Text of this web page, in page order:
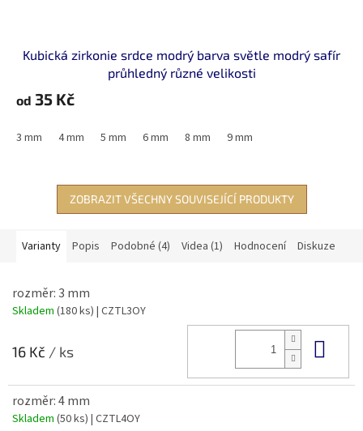
Kubická zirkonie srdce modrý barva světle modrý safír
průhledný různé velikosti
od 35 Kč
3 mm 4 mm 5 mm 6 mm 8 mm 9 mm
ZOBRAZIT VŠECHNY SOUVISEJÍCÍ PRODUKTY
Varianty Popis Podobné (4) Videa (1) Hodnocení Diskuze
rozměr: 3 mm
Skladem (180 ks) | CZTL3OY
16 Kč / ks
rozměr: 4 mm
Skladem (50 ks) | CZTL4OY